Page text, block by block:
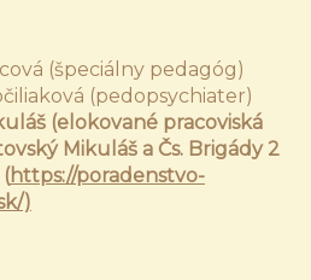
(špeciálny pedagóg)
(pedopsychiater)
(elokované pracoviská
Mikuláš a Čs. Brigády 2
https://poradenstvo-
)